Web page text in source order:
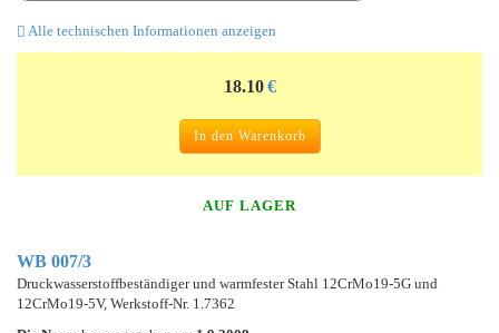
Alle technischen Informationen anzeigen
18.10 €
In den Warenkorb
AUF LAGER
WB 007/3
Druckwasserstoffbeständiger und warmfester Stahl 12CrMo19-5G und
12CrMo19-5V, Werkstoff-Nr. 1.7362